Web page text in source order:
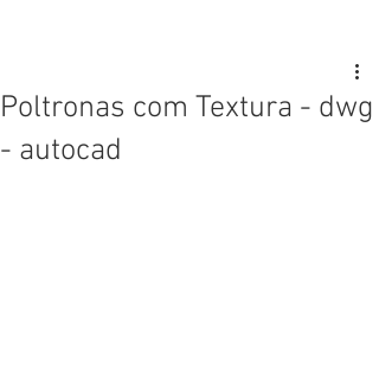
Poltronas com Textura - dwg
- autocad